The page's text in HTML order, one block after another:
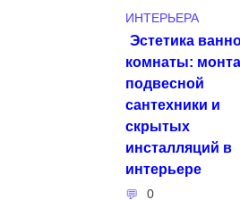
ИНТЕРЬЕРА
Эстетика
комнаты:
подвесной
сантехники и
скрытых
инсталляций в
интерьере
0